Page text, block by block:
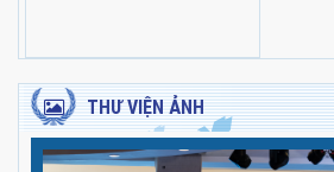
THƯ VIỆN ẢNH